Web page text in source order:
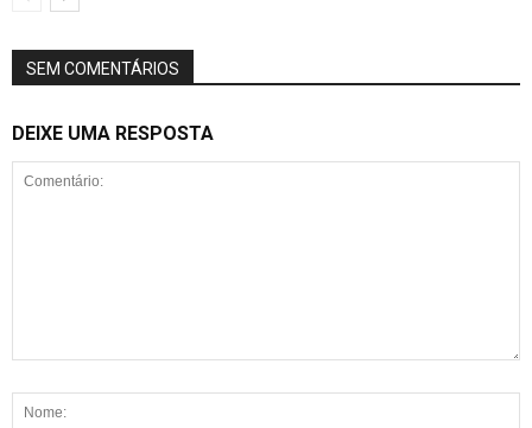
SEM COMENTÁRIOS
DEIXE UMA RESPOSTA